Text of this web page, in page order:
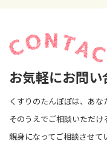
お気軽にお問
くすりのたんぽぽは、あな
そのうえでご相談いただけ
親身になってご相談させて